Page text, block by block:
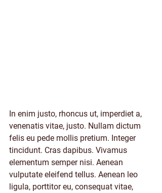
In enim justo, rhoncus ut, imperdiet a,
venenatis vitae, justo. Nullam dictum
felis eu pede mollis pretium. Integer
tincidunt. Cras dapibus. Vivamus
elementum semper nisi. Aenean
vulputate eleifend tellus. Aenean leo
ligula, porttitor eu, consequat vitae,